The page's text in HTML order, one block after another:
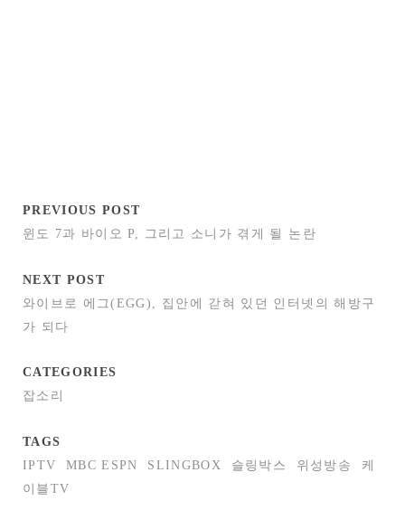
PREVIOUS POST
윈도 7과 바이오 P, 그리고 소니가 겪게 될 논란
NEXT POST
와이브로 에그(EGG), 집안에 갇혀 있던 인터넷의 해방구
가 되다
CATEGORIES
잡소리
TAGS
IPTV
MBC ESPN SLINGBOX 슬링박스 위성방송
케
이블TV